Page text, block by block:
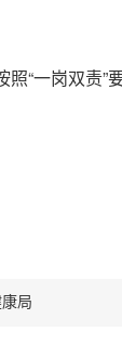
照“一岗双责
局